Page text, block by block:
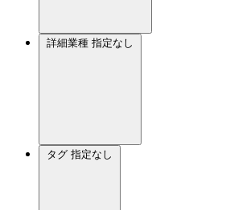
詳細業種 指定なし
タグ 指定なし